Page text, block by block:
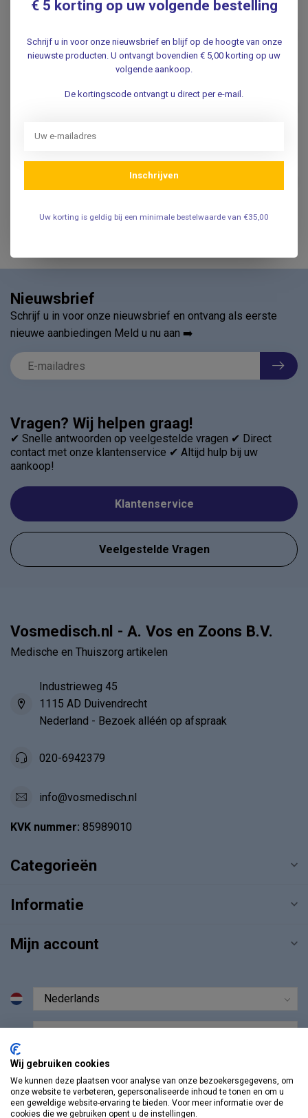
.
Heka EHBO rugzak Groot
EHBO Smart Bag - Leeg
.
Vragen? Wij helpen graag!
✔ Snelle antwoorden op veelgestelde vragen ✔ Direct
contact met onze klantenservice ✔ Altijd hulp bij uw
aankoop!
Klantenservice
Veelgestelde Vragen
Nieuwsbrief
Schrijf u in voor onze nieuwsbrief en ontvang als eerste
nieuwe aanbiedingen Meld u nu aan ➡️
Vosmedisch.nl - A. Vos en Zoons B.V.
Medische en Thuiszorg artikelen
Industrieweg 45
1115 AD Duivendrecht
Nederland - Bezoek alléén op afspraak
020-6942379
info@vosmedisch.nl
KVK nummer: 85989010
Categorieën
Informatie
Mijn account
Wij gebruiken cookies
We kunnen deze plaatsen voor analyse van onze bezoekersgegevens, om
onze website te verbeteren, gepersonaliseerde inhoud te tonen en om u
een geweldige website-ervaring te bieden. Voor meer informatie over de
cookies die we gebruiken opent u de instellingen.
€ 5 korting op uw volgende bestelling
Schrijf u in voor onze nieuwsbrief en blijf op de hoogte van onze
nieuwste producten. U ontvangt bovendien € 5,00 korting op uw
volgende aankoop.
De kortingscode ontvangt u direct per e-mail.
Inschrijven
Uw korting is geldig bij een minimale bestelwaarde van €35,00